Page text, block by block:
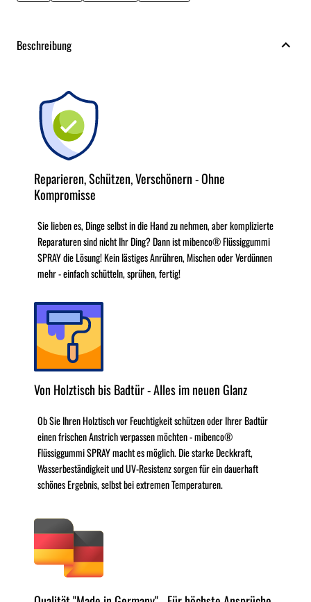
Beschreibung
Reparieren, Schützen, Verschönern - Ohne
Kompromisse
Sie lieben es, Dinge selbst in die Hand zu nehmen, aber komplizierte
Reparaturen sind nicht Ihr Ding? Dann ist mibenco® Flüssiggummi
SPRAY die Lösung! Kein lästiges Anrühren, Mischen oder Verdünnen
mehr - einfach schütteln, sprühen, fertig!
Von Holztisch bis Badtür - Alles im neuen Glanz
Ob Sie Ihren Holztisch vor Feuchtigkeit schützen oder Ihrer Badtür
einen frischen Anstrich verpassen möchten - mibenco®
Flüssiggummi SPRAY macht es möglich. Die starke Deckkraft,
Wasserbeständigkeit und UV-Resistenz sorgen für ein dauerhaft
schönes Ergebnis, selbst bei extremen Temperaturen.